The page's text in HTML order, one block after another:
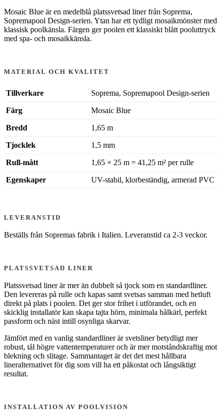
Mosaic Blue är en medelblå platssvetsad liner från Soprema,
Sopremapool Design-serien. Ytan har ett tydligt mosaikmönster med
klassisk poolkänsla. Färgen ger poolen ett klassiskt blått pooluttryck
med spa- och mosaikkänsla.
MATERIAL OCH KVALITET
Tillverkare Soprema, Sopremapool Design-serien
Färg Mosaic Blue
Bredd 1,65 m
Tjocklek 1,5 mm
Rull-mått 1,65 × 25 m = 41,25 m² per rulle
Egenskaper UV-stabil, klorbeständig, armerad PVC
LEVERANSTID
Beställs från Sopremas fabrik i Italien. Leveranstid ca 2-3 veckor.
PLATSSVETSAD LINER
Platssvetsad liner är mer än dubbelt så tjock som en standardliner.
Den levereras på rulle och kapas samt svetsas samman med hetluft
direkt på plats i poolen. Det ger stor frihet i utförandet, och en
skicklig installatör kan skapa tajta hörn, minimala hålkärl, perfekt
passform och näst intill osynliga skarvar.
Jämfört med en vanlig standardliner är svetsliner betydligt mer
robust, tål högre vattentemperaturer och är mer motståndskraftig mot
blekning och slitage. Sammantaget är det det mest hållbara
lineralternativet för dig som vill ha ett påkostat och långsiktigt
resultat.
INSTALLATION AV POOLVISION